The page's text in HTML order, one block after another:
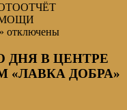
отключены
В ЦЕНТРЕ
ДОБРА»